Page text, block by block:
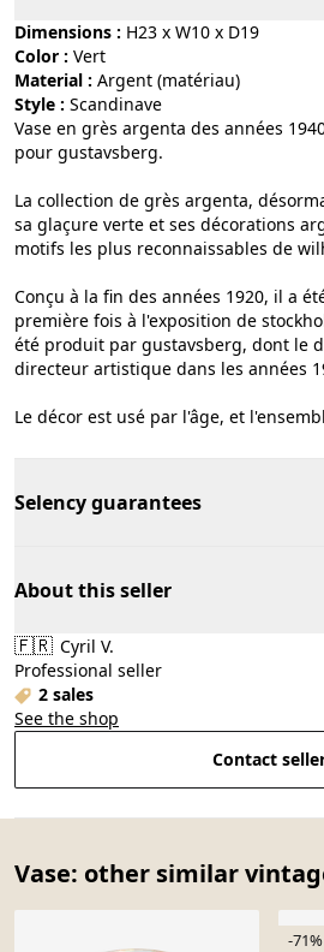
Dimensions : H23 x W10 x D19
Color :
vert
Material :
argent (matériau)
Style :
scandinave
Vase en grès argenta des années
pour gustavsberg.
La collection de grès argenta,
sa glaçure verte et ses décorations
motifs les plus reconnaissables de
Conçu à la fin des années 1920, il a
première fois à l'exposition de
été produit par gustavsberg, dont le
directeur artistique dans les années
Le décor est usé par l'âge, et
Selency guarantees
About this seller
🇫🇷 Cyril V.
Professional seller
2 sales
See the shop
Contact
Vase: other similar
-71%